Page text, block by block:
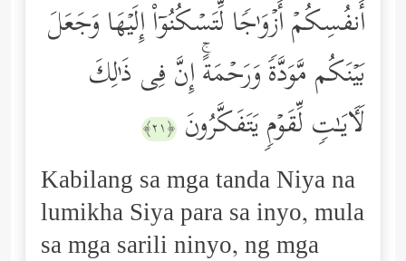
أَنفُسِكُمۡ أَزۡوَ ٰ⁠جࣰا لِّتَسۡكُنُوۤاْ إِلَیۡهَا وَجَعَلَ
بَیۡنَكُم مَّوَدَّةࣰ وَرَحۡمَةًۚ إِنَّ فِی ذَ ٰ⁠لِكَ
لَـَٔایَـٰتࣲ لِّقَوۡمࣲ یَتَفَكَّرُونَ ﴿٢١﴾
Kabilang sa mga tanda Niya na
lumikha Siya para sa inyo, mula
sa mga sarili ninyo, ng mga